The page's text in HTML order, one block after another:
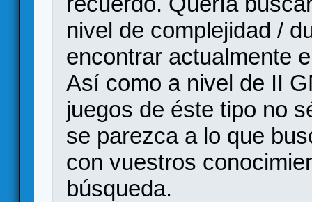
nivel de complejidad /
encontrar actualmente
Así como a nivel de II
juegos de éste tipo no
se parezca a lo que
con vuestros
búsqueda.